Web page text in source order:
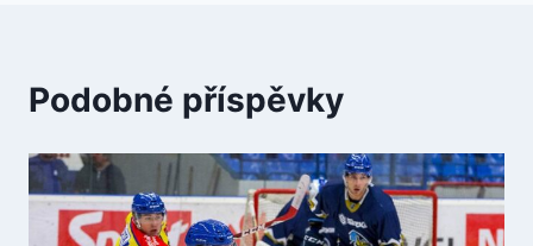
Podobné příspěvky